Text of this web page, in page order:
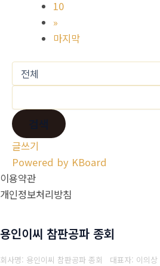
10
»
마지막
글쓰기
Powered by KBoard
이용약관
개인정보처리방침
용인이씨 참판공파 종회
회사명: 용인이씨 참판공파 종회 대표자: 이의상